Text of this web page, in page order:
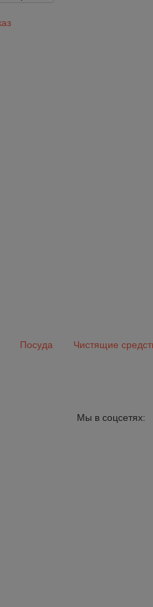
Посуда Чистящие
Мы в соцсетях: